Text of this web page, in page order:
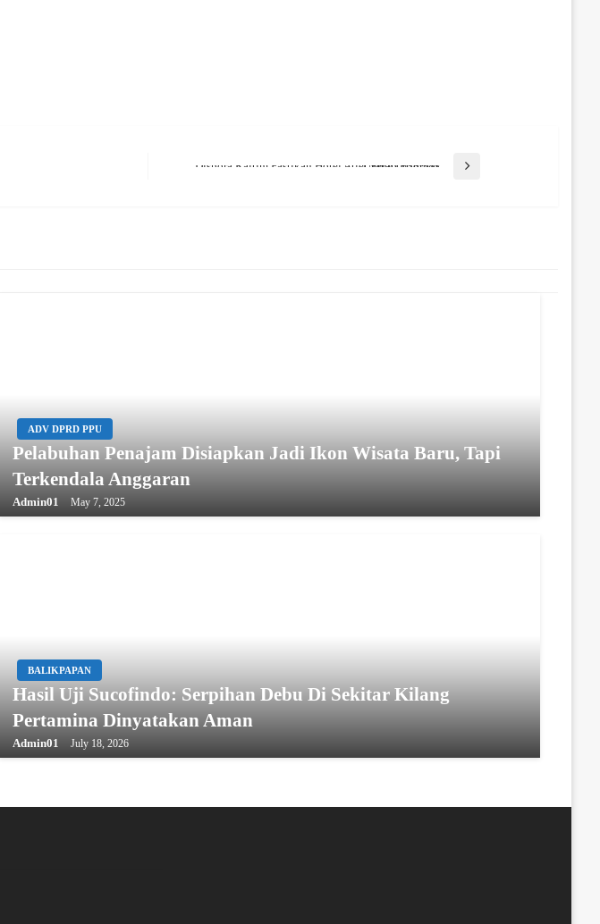
Dispora Kaltim Pastikan Hotel Atlet Tetap Prioritas Untuk Olahraga
ADV DPRD PPU
Pelabuhan Penajam Disiapkan Jadi Ikon Wisata Baru, Tapi
Terkendala Anggaran
Admin01 May 7, 2025
BALIKPAPAN
Hasil Uji Sucofindo: Serpihan Debu Di Sekitar Kilang
Pertamina Dinyatakan Aman
Admin01 July 18, 2026